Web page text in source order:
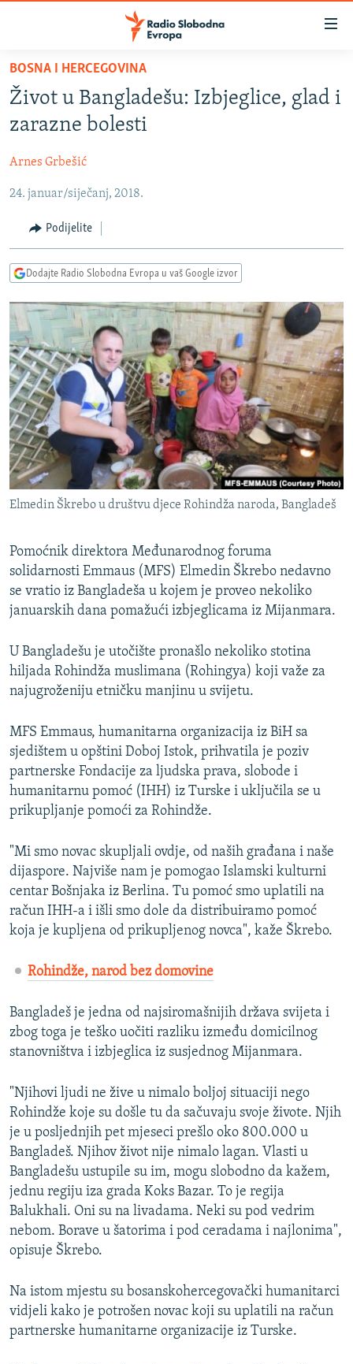
Pređite
na
glavni
sadržaj
na
navigaciju
Pređite
pretragu
VIJESTI
BOSNA I HERCEGOVINA
KOSOVO
CRNA GORA
VIZUELNO
FOTOGALERIJE
INFOGRAFIKE
PODCASTI
RAT U UKRAJINI
KINA NA BALKANU
RSE PRIČE IZ SVIJETA
ISPRIČAJ MI
DNEVNO@RSE
SPECIJALI RSE
VIŠE OD NASLOVA
GENOCID U SREBRENICI
POPLAVE I KLIZIŠTA U BIH 2024.
POST SCRIPTUM
MOJA EVROPA
SVE KARTE DEJTONA
PRATITE NAS
Sve RFE/RL stranice
BOSNA I HERCEGOVINA
Život u Bangladešu: Izbjeglice, glad i
zarazne bolesti
Arnes Grbešić
24. januar/siječanj, 2018.
Podijelite
Dodajte Radio Slobodna Evropa u vaš Google izvor
Elmedin Škrebo u društvu djece Rohindža naroda, Bangladeš
Pomoćnik direktora Međunarodnog foruma
solidarnosti Emmaus (MFS) Elmedin Škrebo nedavno
se vratio iz Bangladeša u kojem je proveo nekoliko
januarskih dana pomažući izbjeglicama iz Mijanmara.
U Bangladešu je utočište pronašlo nekoliko stotina
hiljada Rohindža muslimana (Rohingya) koji važe za
najugroženiju etničku manjinu u svijetu.
MFS Emmaus, humanitarna organizacija iz BiH sa
sjedištem u opštini Doboj Istok, prihvatila je poziv
partnerske Fondacije za ljudska prava, slobode i
humanitarnu pomoć (IHH) iz Turske i uključila se u
prikupljanje pomoći za Rohindže.
"Mi smo novac skupljali ovdje, od naših građana i naše
dijaspore. Najviše nam je pomogao Islamski kulturni
centar Bošnjaka iz Berlina. Tu pomoć smo uplatili na
račun IHH-a i išli smo dole da distribuiramo pomoć
koja je kupljena od prikupljenog novca", kaže Škrebo.
Rohindže, narod bez domovine
Bangladeš je jedna od najsiromašnijih država svijeta i
zbog toga je teško uočiti razliku između domicilnog
stanovništva i izbjeglica iz susjednog Mijanmara.
"Njihovi ljudi ne žive u nimalo boljoj situaciji nego
Rohindže koje su došle tu da sačuvaju svoje živote. Njih
je u posljednjih pet mjeseci prešlo oko 800.000 u
Bangladeš. Njihov život nije nimalo lagan. Vlasti u
Bangladešu ustupile su im, mogu slobodno da kažem,
jednu regiju iza grada Koks Bazar. To je regija
Balukhali. Oni su na livadama. Neki su pod vedrim
nebom. Borave u šatorima i pod ceradama i najlonima",
opisuje Škrebo.
Na istom mjestu su bosanskohercegovački humanitarci
vidjeli kako je potrošen novac koji su uplatili na račun
partnerske humanitarne organizacije iz Turske.